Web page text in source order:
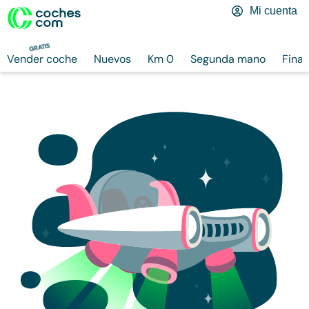
GRATIS
Vender coche Nuevos Km 0 Segunda mano
Mi cuenta